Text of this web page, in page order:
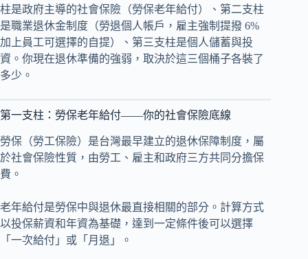
柱是政府主導的社會保險（勞保老年給付）、第二支柱
是職業退休金制度（勞退個人帳戶，雇主強制提撥 6%
加上員工可選擇的自提）、第三支柱是個人儲蓄與投
資。你現在退休準備的強弱，取決於這三個桶子各裝了
多少。
第一支柱：勞保老年給付——你的社會保險底線
勞保（勞工保險）是台灣最早建立的退休保障制度，屬
於社會保險性質，由勞工、雇主和政府三方共同分擔保
費。
老年給付是勞保中與退休最直接相關的部分。計算方式
以投保薪資和年資為基礎，達到一定條件後可以選擇
「一次給付」或「月退」。